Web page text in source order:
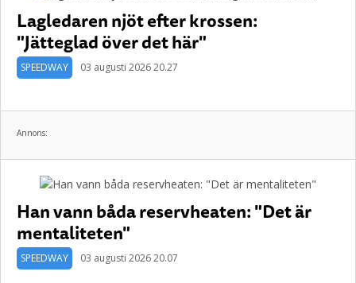
Lagledaren njöt efter krossen:
"Jätteglad över det här"
SPEEDWAY 03 augusti 2026 20.27
Annons:
Han vann båda reservheaten: "Det är
mentaliteten"
SPEEDWAY 03 augusti 2026 20.07